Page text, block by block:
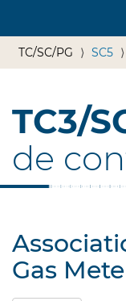
TC/SC/PG SC5
TC3/
de
Gas